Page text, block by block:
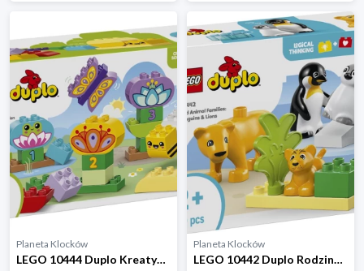
Planeta Klocków
LEGO 10444 Duplo Kreatywny ogród i kwiaty Lego
Planeta Klocków
LEGO 10442 Duplo Rodziny dzikich zwierząt: pingwiny i lwy Lego